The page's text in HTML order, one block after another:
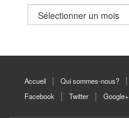
Archives
magazine
Accueil Qui sommes-nous?
Facebook
Twitter Google+